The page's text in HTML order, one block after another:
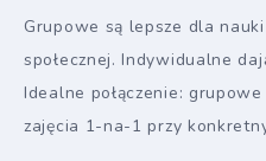
Grupowe są lepsze dla
społecznej. Indywidualne
Idealne połączenie:
zajęcia 1-na-1 przy